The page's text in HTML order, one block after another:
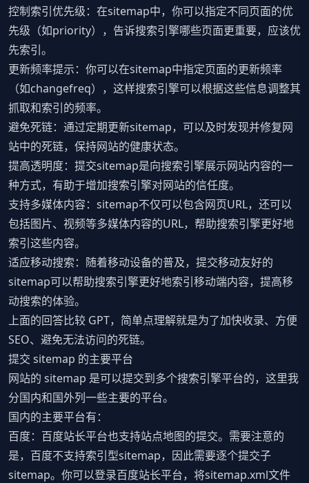
控制索引优先级：在sitemap中，你可以指定不同页面的优
先级（如priority），告诉搜索引擎哪些页面更重要，应该优
先索引。
更新频率提示：你可以在sitemap中指定页面的更新频率
（如changefreq），这样搜索引擎可以根据这些信息调整其
抓取和索引的频率。
避免死链：通过定期更新sitemap，可以及时发现并修复网
站中的死链，保持网站的健康状态。
提高透明度：提交sitemap是向搜索引擎展示网站内容的一
种方式，有助于增加搜索引擎对网站的信任度。
支持多媒体内容：sitemap不仅可以包含网页URL，还可以
包括图片、视频等多媒体内容的URL，帮助搜索引擎更好地
索引这些内容。
适应移动搜索：随着移动设备的普及，提交移动友好的
sitemap可以帮助搜索引擎更好地索引移动端内容，提高移
动搜索的体验。
上面的回答比较 GPT，简单点理解就是为了加快收录、方便
SEO、避免无法访问的死链。
提交 sitemap 的主要平台
网站的 sitemap 是可以提交到多个搜索引擎平台的，这里我
分国内和国外列一些主要的平台。
国内的主要平台有：
百度：百度站长平台也支持站点地图的提交。需要注意的
是，百度不支持索引型sitemap，因此需要逐个提交子
sitemap。你可以登录百度站长平台，将sitemap.xml文件